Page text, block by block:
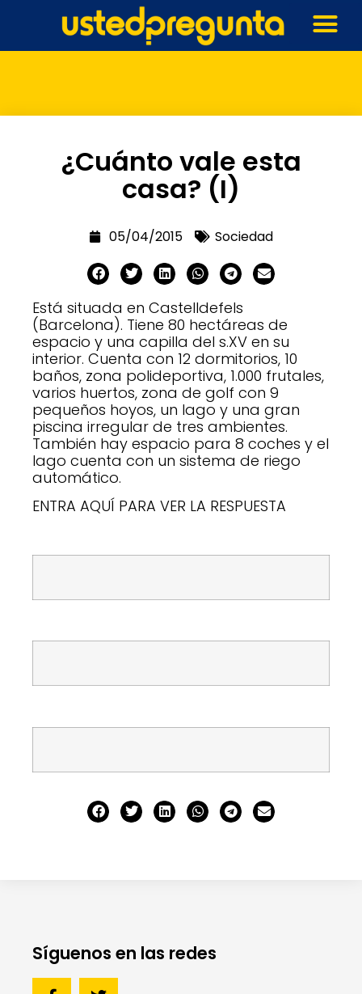
¿Cuánto vale esta
casa? (I)
05/04/2015 Sociedad
Está situada en Castelldefels
(Barcelona). Tiene 80 hectáreas de
espacio y una capilla del s.XV en su
interior. Cuenta con 12 dormitorios, 10
baños, zona polideportiva, 1.000 frutales,
varios huertos, zona de golf con 9
pequeños hoyos, un lago y una gran
piscina irregular de tres ambientes.
También hay espacio para 8 coches y el
lago cuenta con un sistema de riego
automático.
ENTRA AQUÍ PARA VER LA RESPUESTA
Síguenos en las redes